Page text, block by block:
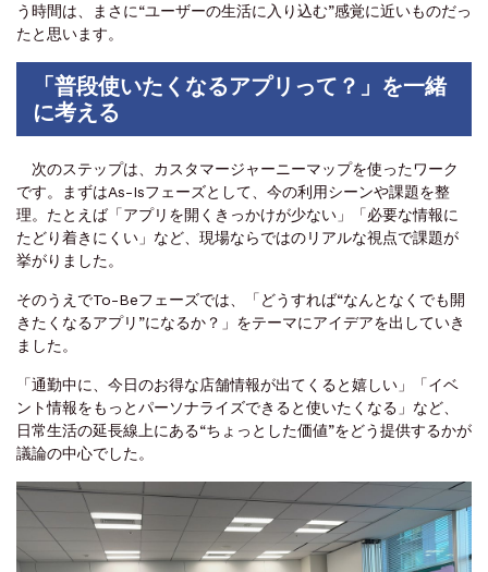
う時間は、まさに“ユーザーの生活に入り込む”感覚に近いものだっ
たと思います。
「普段使いたくなるアプリって？」を一緒
に考える
次のステップは、カスタマージャーニーマップを使ったワーク
です。まずはAs-Isフェーズとして、今の利用シーンや課題を整
理。たとえば「アプリを開くきっかけが少ない」「必要な情報に
たどり着きにくい」など、現場ならではのリアルな視点で課題が
挙がりました。
そのうえでTo-Beフェーズでは、「どうすれば“なんとなくでも開
きたくなるアプリ”になるか？」をテーマにアイデアを出していき
ました。
「通勤中に、今日のお得な店舗情報が出てくると嬉しい」「イベ
ント情報をもっとパーソナライズできると使いたくなる」など、
日常生活の延長線上にある“ちょっとした価値”をどう提供するかが
議論の中心でした。